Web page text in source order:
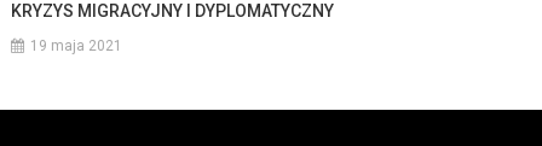
KRYZYS MIGRACYJNY I DYPLOMATYCZNY
19 maja 2021